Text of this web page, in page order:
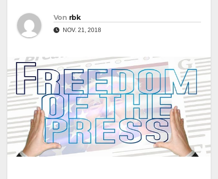
Von rbk
NOV. 21, 2018